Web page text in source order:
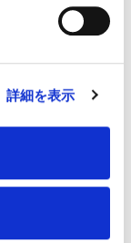
詳細を表示
2024年の